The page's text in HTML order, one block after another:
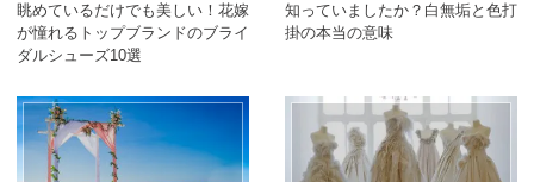
眺めているだけでも美しい！花嫁
が憧れるトップブランドのブライ
ダルシューズ10選
知っていましたか？白無垢と色打
掛の本当の意味